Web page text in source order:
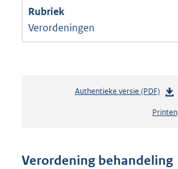
Verordeningen
Authentieke versie (PDF)b
s
d
Printen
Verordening behandeling